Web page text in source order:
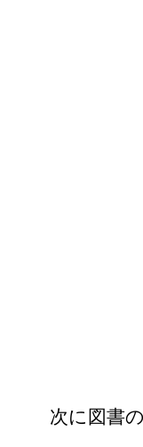
次に図書